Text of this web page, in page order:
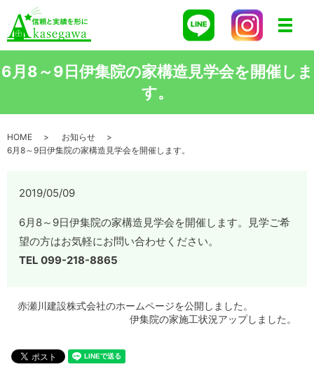
メニ
6月8～9日伊集院の家構造見学会を開催しま
す。
HOME
お知らせ
6月8～9日伊集院の家構造見学会を開催します。
2019/05/09
6月8～9日伊集院の家構造見学会を開催します。見学ご希
望の方はお気軽にお問い合わせください。
TEL 099-218-8865
赤瀬川建設株式会社のホームページを公開しました。
伊集院の家施工状況アップしました。